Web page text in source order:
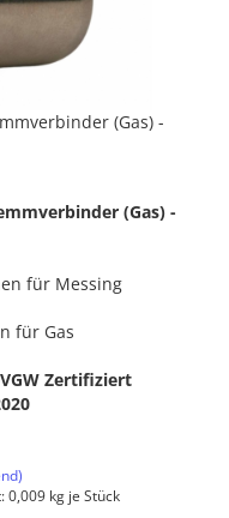
(Gas) -
(Gas) -
für Messing
für Gas
Zertifiziert
0,009 kg je Stück